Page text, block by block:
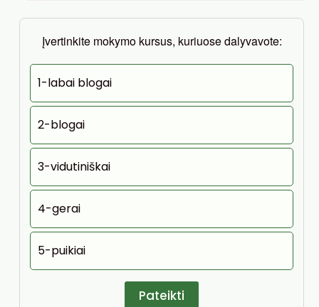
Įvertinkite mokymo kursus, kuriuose dalyvavote:
1-labai blogai
2-blogai
3-vidutiniškai
4-gerai
5-puikiai